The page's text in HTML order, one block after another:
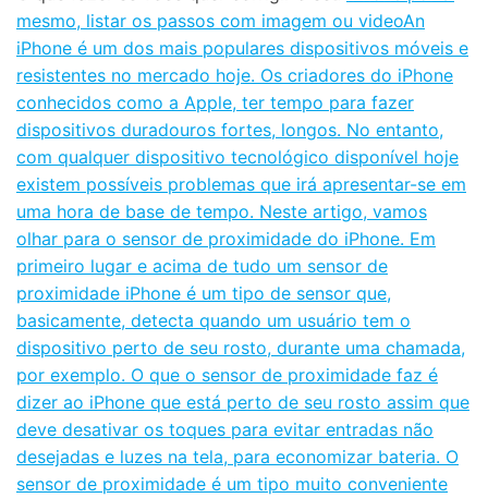
mesmo, listar os passos com imagem ou videoAn
iPhone é um dos mais populares dispositivos móveis e
resistentes no mercado hoje. Os criadores do iPhone
conhecidos como a Apple, ter tempo para fazer
dispositivos duradouros fortes, longos. No entanto,
com qualquer dispositivo tecnológico disponível hoje
existem possíveis problemas que irá apresentar-se em
uma hora de base de tempo. Neste artigo, vamos
olhar para o sensor de proximidade do iPhone. Em
primeiro lugar e acima de tudo um sensor de
proximidade iPhone é um tipo de sensor que,
basicamente, detecta quando um usuário tem o
dispositivo perto de seu rosto, durante uma chamada,
por exemplo. O que o sensor de proximidade faz é
dizer ao iPhone que está perto de seu rosto assim que
deve desativar os toques para evitar entradas não
desejadas e luzes na tela, para economizar bateria. O
sensor de proximidade é um tipo muito conveniente